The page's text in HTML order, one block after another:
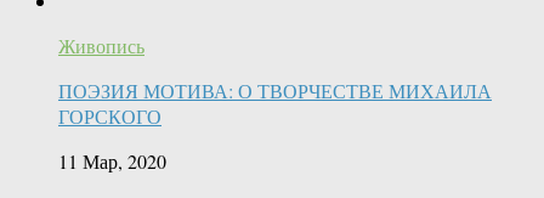
Живопись
ПОЭЗИЯ МОТИВА: О ТВОРЧЕСТВЕ МИХАИЛА
ГОРСКОГО
11 Мар, 2020